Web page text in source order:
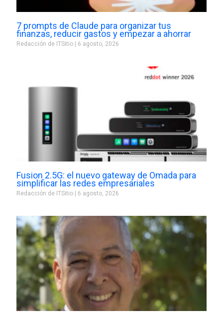
7 prompts de Claude para organizar tus
finanzas, reducir gastos y empezar a ahorrar
Redacción de ITSitio 6 agosto, 2026
Fusion 2.5G: el nuevo gateway de Omada para
simplificar las redes empresariales
Redacción de ITSitio 6 agosto, 2026